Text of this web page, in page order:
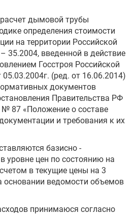
дымовой трубы
определения стоимости
на территории Российской
35.2004, введенной в действие
Госстроя Российской
(ред. от 16.06.2014)
документов
Правительства РФ
87 «Положение о составе
и требования к их
базисно -
уровне цен по состоянию на
в текущие цены на 3
основании ведомости объемов
принимаюся согласно